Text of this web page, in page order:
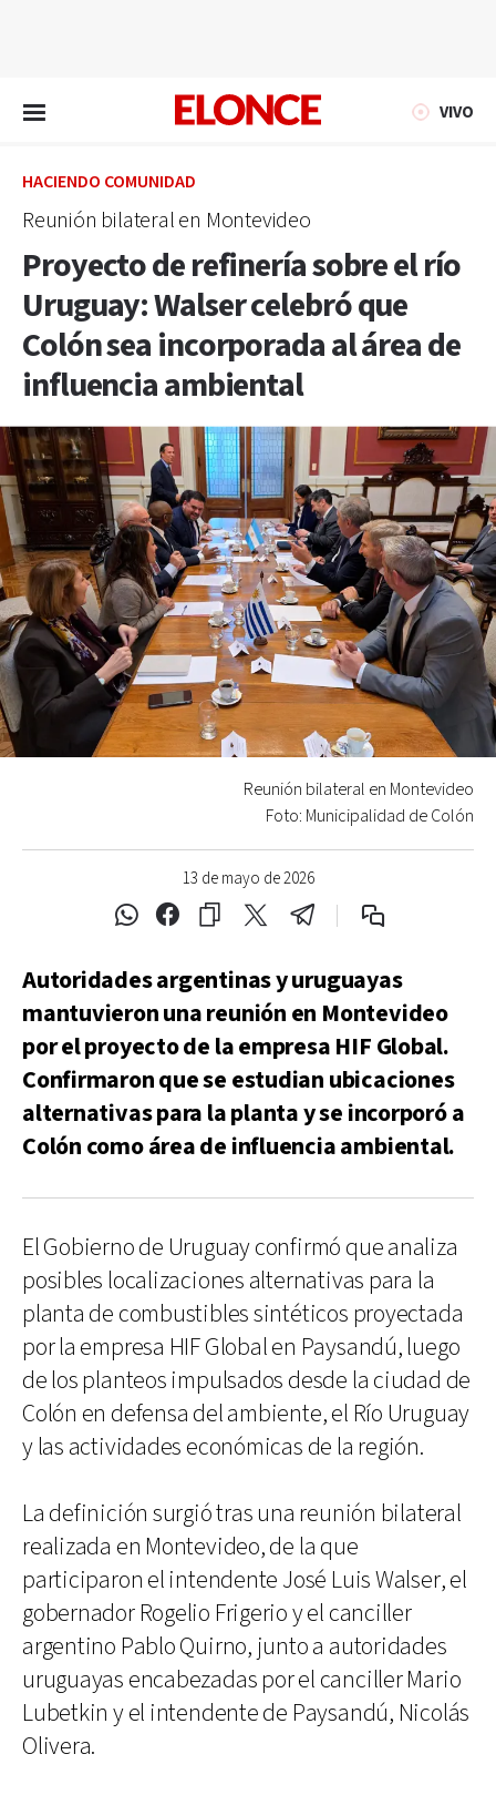
VIVO
HACIENDO COMUNIDAD
Reunión bilateral en Montevideo
Proyecto de refinería sobre el río
Uruguay: Walser celebró que
Colón sea incorporada al área de
influencia ambiental
13 de mayo de 2026
Reunión bilateral en Montevideo
Foto: Municipalidad de Colón
Autoridades argentinas y uruguayas
mantuvieron una reunión en Montevideo
por el proyecto de la empresa HIF Global.
Confirmaron que se estudian ubicaciones
alternativas para la planta y se incorporó a
Colón como área de influencia ambiental.
El Gobierno de Uruguay confirmó que analiza
posibles localizaciones alternativas para la
planta de combustibles sintéticos proyectada
por la empresa HIF Global en Paysandú, luego
de los planteos impulsados desde la ciudad de
Colón en defensa del ambiente, el Río Uruguay
y las actividades económicas de la región.
La definición surgió tras una reunión bilateral
realizada en Montevideo, de la que
participaron el intendente José Luis Walser, el
gobernador Rogelio Frigerio y el canciller
argentino Pablo Quirno, junto a autoridades
uruguayas encabezadas por el canciller Mario
Lubetkin y el intendente de Paysandú, Nicolás
Olivera.